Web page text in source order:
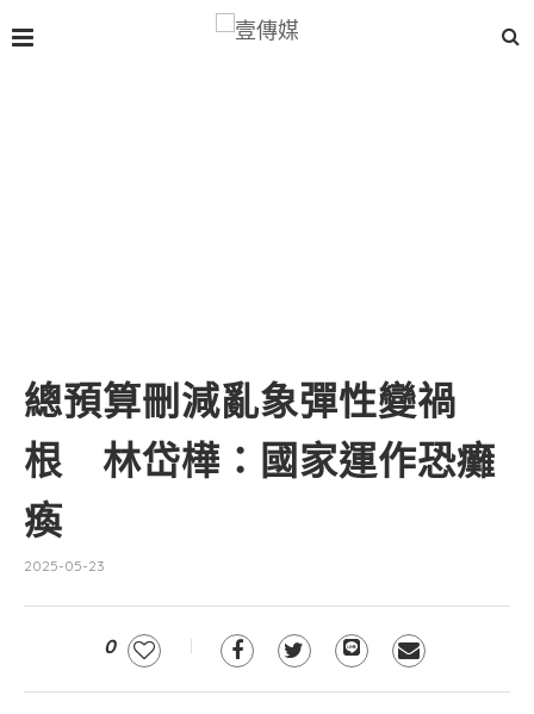
總預算刪減亂象彈性變禍
根 林岱樺：國家運作恐癱
瘓
2025-05-23
0